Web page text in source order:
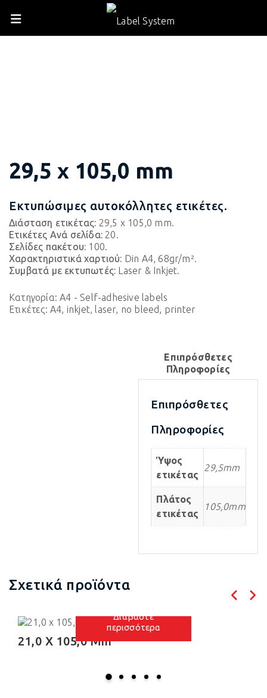
29,5 x 105,0 mm
Εκτυπώσιμες αυτοκόλλητες ετικέτες.
Διάσταση ετικέτας: 29,5 x 105,0 mm.
Ετικέτες Ανά σελίδα: 20.
Σελίδες πακέτου: 100.
Χαρακτηριστικά χαρτιού: Din A4, 68gr/m².
Συμβατά με εκτυπωτές: Laser & Inkjet.
Κατηγορία:A4 - Self-adhesive labels
Ετικέτες: A4, inkjet, laser, no bleed, printer
Επιπρόσθετες
Πληροφορίες
Επιπρόσθετες
Πληροφορίες
Ύψος
ετικέτας
29,5mm
Πλάτος
ετικέτας
105,0mm
Σχετικά προϊόντα
Διαβάστε
περισσότερα
21,0 X 105,0 Mm